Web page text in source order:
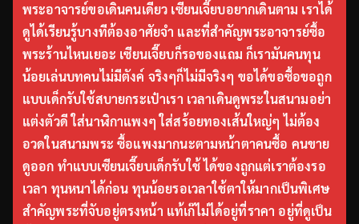
พระอาจารย์ขอเดินคนเดียว เซียนเจี๊ยบอยากเดินตาม เราได้
ดูได้เรียนรู้บางทีต้องอาศัยจำ และที่สำคัญพระอาจารย์ซื้อ
พระร้านไหนเยอะ เซียนเจี๊ยบก็รอของแถม ก็เรามันคนทุน
น้อยเล่นบทคนไม่มีตังค์ จริงๆก็ไม่มีจริงๆ ขอได้ขอซื้อขอถูก
แบบเด็กรับใช้สบายกระเป๋าเรา เวลาเดินดูพระในสนามอย่า
แต่งตัวดี ใส่นาฬิกาแพงๆ ใส่สร้อยทองเส้นใหญ่ๆ ไม่ต้อง
อวดในสนามพระ ซื้อแพงมากนะตามหน้าตาคนซื้อ คนขาย
ดูออก ทำแบบเซียนเจี๊ยบเด็กรับใช้ ได้ของถูกแต่เราต้องรอ
เวลา ทุนหนาได้ก่อน ทุนน้อยรอเวลาใช้ตาให้มากเป็นพิเศษ
สำคัญพระที่จับอยู่ตรงหน้า แท้เก๊ไม่ได้อยู่ที่ราคา อยู่ที่ดูเป็น